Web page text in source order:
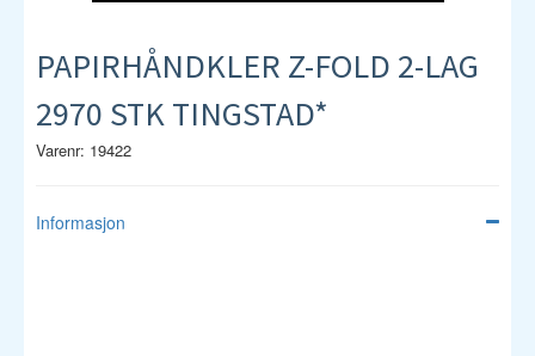
PAPIRHÅNDKLER Z-FOLD 2-LAG
2970 STK TINGSTAD*
Varenr: 19422
Informasjon